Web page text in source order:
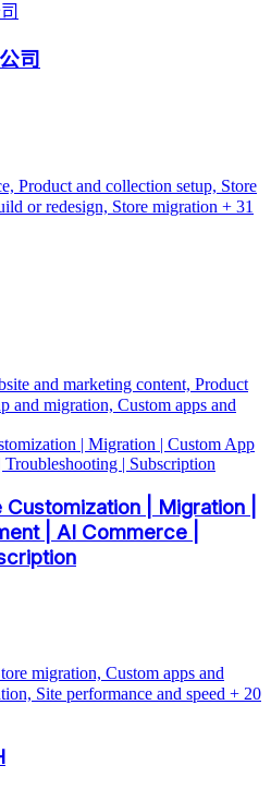
司
Product and collection setup, Store
or redesign, Store migration + 31
and marketing content, Product
and migration, Custom apps and
| Migration |
| AI Commerce |
migration, Custom apps and
Site performance and speed + 20